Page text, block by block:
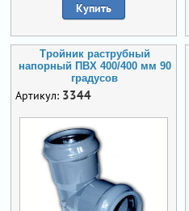
Купить
Тройник раструбный
напорный ПВХ 400/400 мм 90
градусов
Артикул: 3344